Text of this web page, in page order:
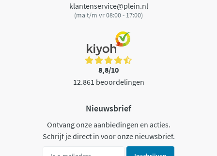
klantenservice@plein.nl
(ma t/m vr 08:00 - 17:00)
8,8/10
12.861 beoordelingen
Nieuwsbrief
Ontvang onze aanbiedingen en acties.
Schrijf je direct in voor onze nieuwsbrief.